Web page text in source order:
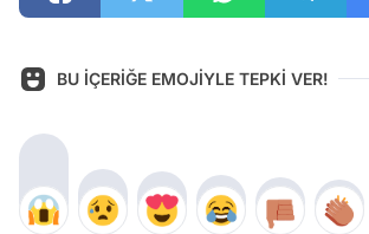
BU İÇERİĞE EMOJİYLE TEPKİ VER!